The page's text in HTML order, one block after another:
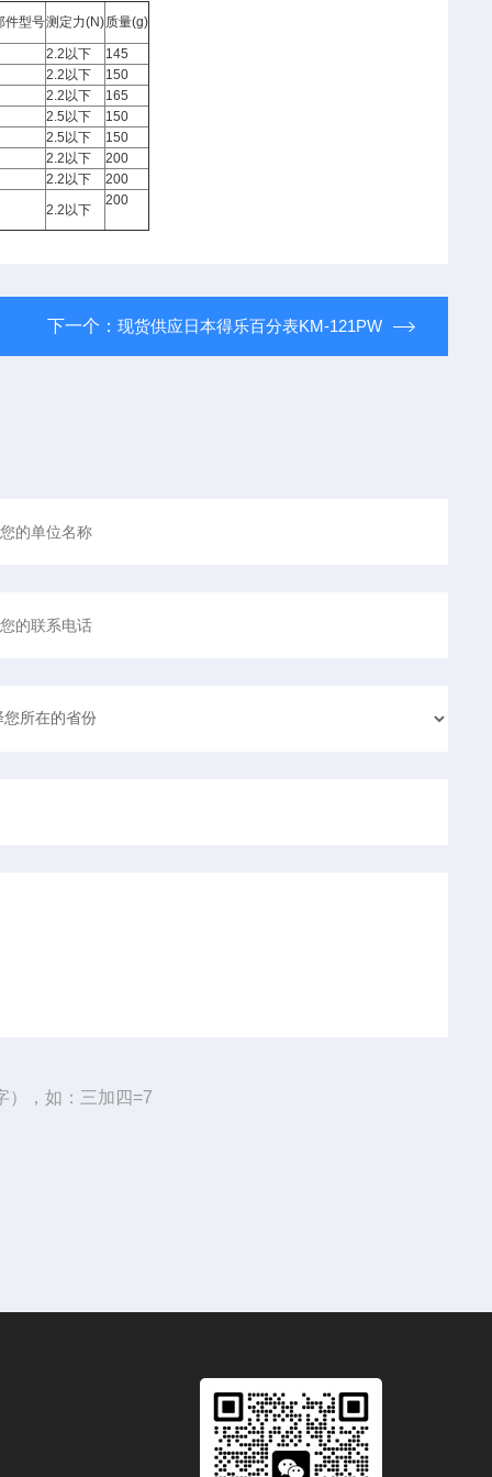
件型号测定力(N)质量(g)
2.2 以下
145
2.2 以下
150
2.2 以下
165
2.5 以下
150
2.5 以下
150
2.2 以下
200
2.2 以下
200
2.2 以下
200
下一个： 现货供应日本得乐百分表KM-121PW
），如：三加四=7